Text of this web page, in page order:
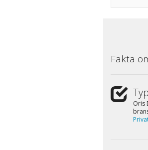
Fakta
Oris